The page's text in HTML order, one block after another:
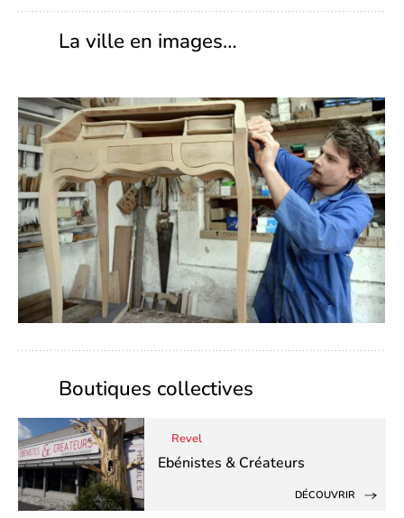
La ville en images…
Boutiques collectives
Revel
Ebénistes & Créateurs
DÉCOUVRIR